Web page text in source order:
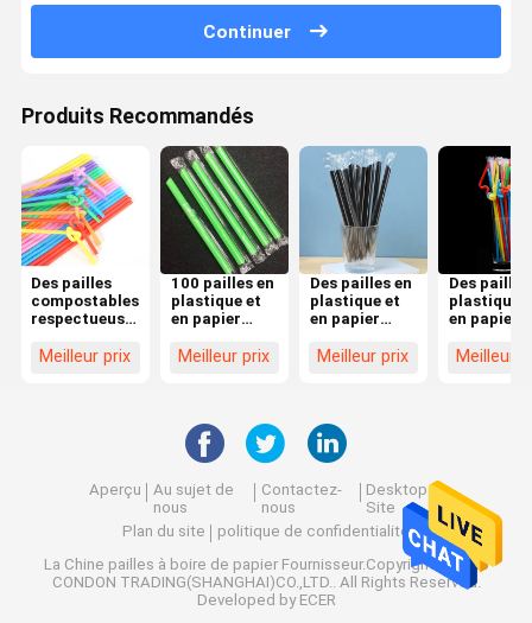
Continuer
Produits Recommandés
Des pailles
compostables
respectueuses
l'environnement:
une solution
Meilleur prix
100 pailles en
plastique et
en papier
adaptées aux
Meilleur prix
Des pailles en
plastique et
en papier
écologiques
100 quantité
Meilleur prix
Des pailles
plastique
en papier
La
Meilleur
Aperçu
Au sujet de
nous
Contactez-
nous
Desktop
Site
Plan du site
politique de confidentialité
La Chine pailles à boire de papier Fournisseur.Copyright © 2025
CONDON TRADING(SHANGHAI)CO.,LTD.. All Rights Reserved.
Developed by ECER